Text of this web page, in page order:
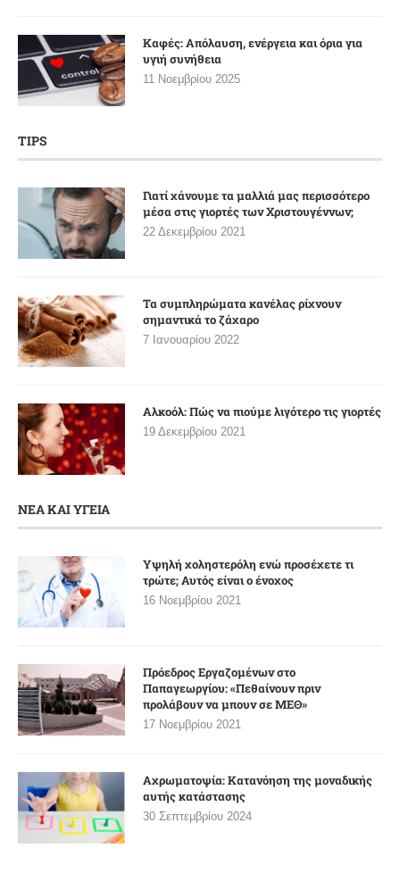
Καφές: Απόλαυση, ενέργεια και όρια για
υγιή συνήθεια
11 Νοεμβρίου 2025
TIPS
Γιατί χάνουμε τα μαλλιά μας περισσότερο
μέσα στις γιορτές των Χριστουγέννων;
22 Δεκεμβρίου 2021
Τα συμπληρώματα κανέλας ρίχνουν
σημαντικά το ζάχαρο
7 Ιανουαρίου 2022
Αλκοόλ: Πώς να πιούμε λιγότερο τις γιορτές
19 Δεκεμβρίου 2021
ΝΕΑ ΚΑΙ ΥΓΕΙΑ
Υψηλή χοληστερόλη ενώ προσέχετε τι
τρώτε; Αυτός είναι ο ένοχος
16 Νοεμβρίου 2021
Πρόεδρος Εργαζομένων στο
Παπαγεωργίου: «Πεθαίνουν πριν
προλάβουν να μπουν σε ΜΕΘ»
17 Νοεμβρίου 2021
Αχρωματοψία: Κατανόηση της μοναδικής
αυτής κατάστασης
30 Σεπτεμβρίου 2024